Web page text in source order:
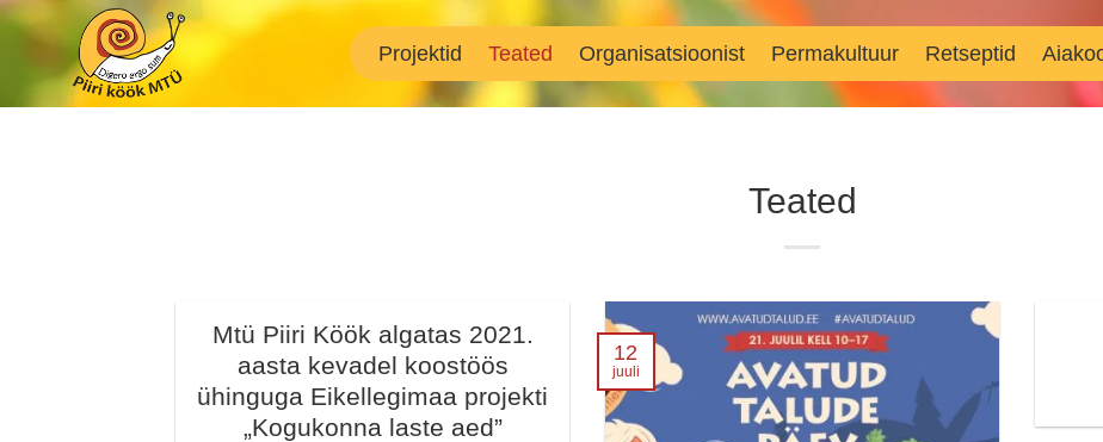
Skip
content
Projektid Teated Organisatsioonist Permakultuur Retseptid
Teated
Mtü Piiri Köök algatas 2021.
aasta kevadel koostöös
ühinguga Eikellegimaa projekti
„Kogukonna laste aed”
12
juuli